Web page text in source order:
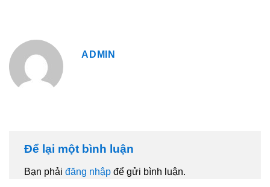
ADMIN
Để lại một bình luận
Bạn phải đăng nhập để gửi bình luận.